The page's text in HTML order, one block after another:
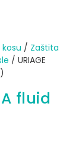
/ Zaštita
/ URIAGE
fluid